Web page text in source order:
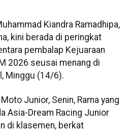
Kiandra Ramadhipa,
kini berada di peringkat
pembalap Kejuaraan
2026 seusai menang di
Minggu (14/6).
Junior, Senin, Rama yang
Asia-Dream Racing Junior
di klasemen, berkat